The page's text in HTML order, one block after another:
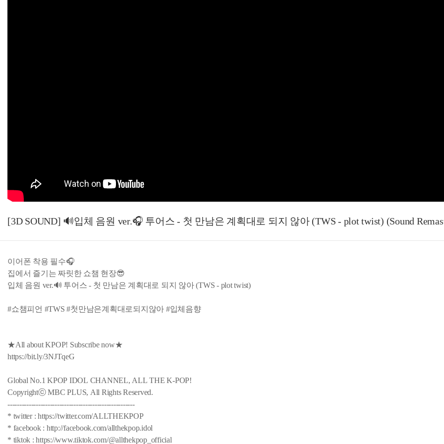
[3D SOUND] 🔊입체 음원 ver.🎧 투어스 - 첫 만남은 계획대로 되지 않아 (TWS - plot twist) (Sound
이어폰 착용 필수🎧
집에서 즐기는 짜릿한 쇼챔 현장😎
입체 음원 ver.🔊 투어스 - 첫 만남은 계획대로 되지 않아 (TWS - plot twist)
#쇼챔피언 #TWS #첫만남은계획대로되지않아 #입체음향
★All about KPOP! Subscribe now★
https://bit.ly/3NJTqeG
Global No.1 KPOP IDOL CHANNEL, ALL THE K-POP!
Copyrightⓒ MBC PLUS, All Rights Reserved.
------------------------------------------------------
* twitter : https://twitter.com/ALLTHEKPOP
* facebook : http://facebook.com/allthekpop.idol
* tiktok : https://www.tiktok.com/@allthekpop_official